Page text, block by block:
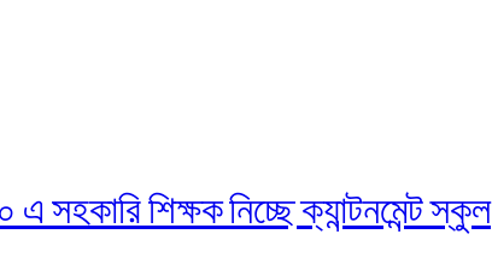
সহকারি শিক্ষক নিচ্ছে ক্যান্টনমেন্ট স্কুল